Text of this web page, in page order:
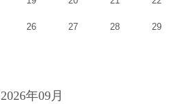
26 27 28 29
2026年09月